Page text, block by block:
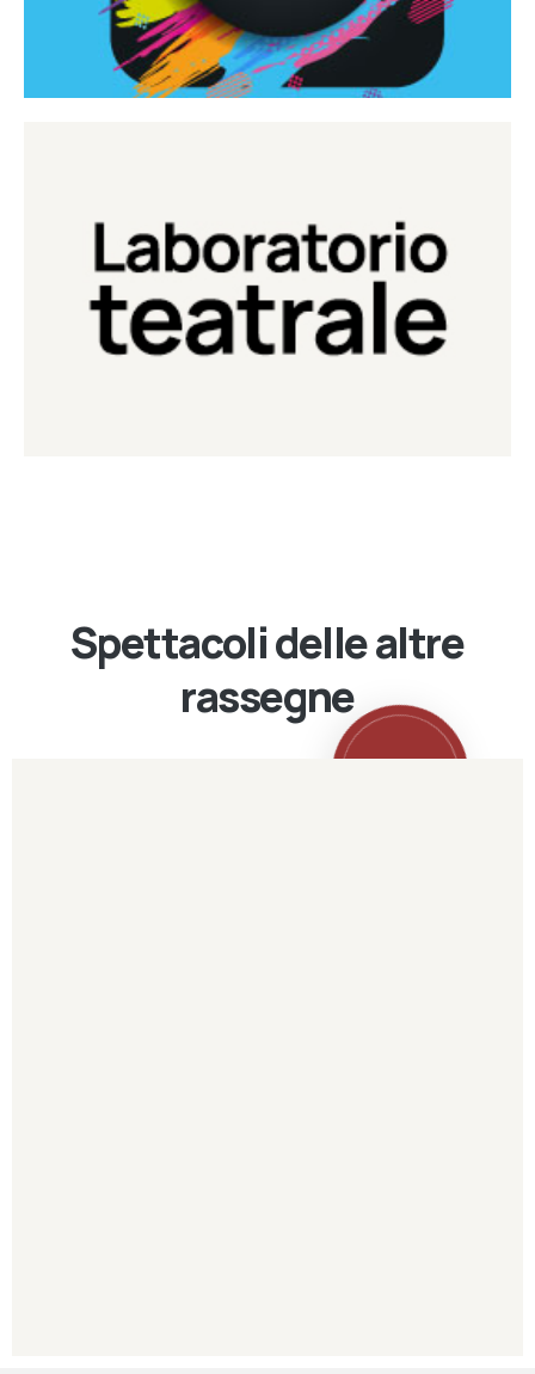
Laboratorio Teatrale
Laboratorio di teatro del Teatro Eduardo de Filippo
Continua
Spettacoli delle altre
rassegne